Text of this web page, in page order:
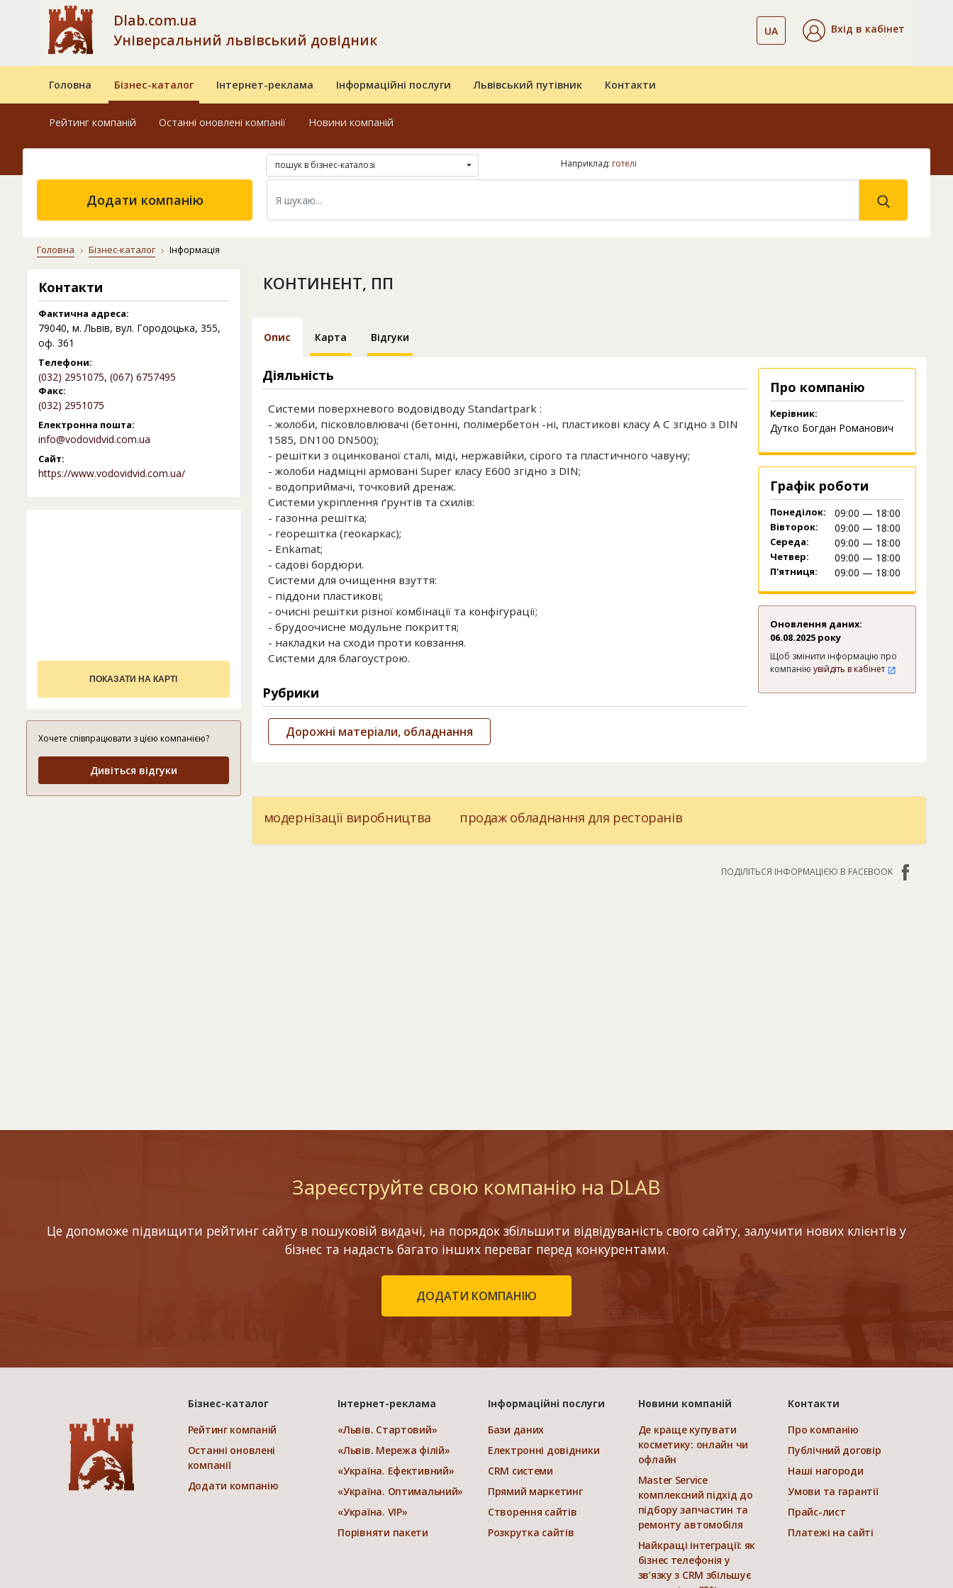
Dlab.com.ua
Універсальний львівський довідник
UA Вхід в кабінет
Головна Бізнес-каталог Інтернет-реклама Інформаційні послуги Львівський путівник Контакти
Рейтинг компаній Останні оновлені компанії Новини компаній
пошук в бізнес-каталозі Наприклад: готелі
Додати компанію
Головна Бізнес-каталог Інформація
Контакти
Фактична адреса:
79040, м. Львів, вул. Городоцька, 355,
оф. 361
Телефони:
(032) 2951075, (067) 6757495
Факс:
(032) 2951075
Електронна пошта:
info@vodovidvid.com.ua
Сайт:
https://www.vodovidvid.com.ua/
ПОКАЗАТИ НА КАРТІ
Хочете співпрацювати з цією компанією?
Дивіться відгуки
КОНТИНЕНТ, ПП
Опис Карта Відгуки
Діяльність
Системи поверхневого водовідводу Standartpark :
- жолоби, пісковловлювачі (бетонні, полімербетон -ні, пластикові класу А C згідно з DIN
1585, DN100 DN500);
- решітки з оцинкованої сталі, міді, нержавійки, сірого та пластичного чавуну;
- жолоби надміцні армовані Super класу Е600 згідно з DIN;
- водоприймачі, точковий дренаж.
Системи укріплення ґрунтів та схилів:
- газонна решітка;
- георешітка (геокаркас);
- Enkamat;
- садові бордюри.
Системи для очищення взуття:
- піддони пластикові;
- очисні решітки різної комбінації та конфігурації;
- брудоочисне модульне покриття;
- накладки на сходи проти ковзання.
Системи для благоустрою.
Рубрики
Дорожні матеріали, обладнання
Про компанію
Керівник:
Дутко Богдан Романович
Графік роботи
Понеділок: 09:00 — 18:00
Вівторок: 09:00 — 18:00
Середа: 09:00 — 18:00
Четвер: 09:00 — 18:00
П'ятниця: 09:00 — 18:00
Оновлення даних:
06.08.2025 року
Щоб змінити інформацію про
компанію увійдіть в кабінет
модернізації виробництва продаж обладнання для ресторанів
ПОДІЛІТЬСЯ ІНФОРМАЦІЄЮ В FACEBOOK
Зареєструйте свою компанію на DLAB
Це допоможе підвищити рейтинг сайту в пошуковій видачі, на порядок збільшити відвідуваність свого сайту, залучити нових клієнтів у
бізнес та надасть багато інших переваг перед конкурентами.
ДОДАТИ КОМПАНІЮ
Бізнес-каталог
Рейтинг компаній
Останні оновлені
компанії
Додати компанію
Інтернет-реклама
«Львів. Стартовий»
«Львів. Мережа філій»
«Україна. Ефективний»
«Україна. Оптимальний»
«Україна. VIP»
Порівняти пакети
Інформаційні послуги
Бази даних
Електронні довідники
CRM системи
Прямий маркетинг
Створення сайтів
Розкрутка сайтів
Новини компаній
Де краще купувати
косметику: онлайн чи
офлайн
Master Service
комплексний підхід до
підбору запчастин та
ремонту автомобіля
Найкращі інтеграції: як
бізнес телефонія у
зв’язку з CRM збільшує
Контакти
Про компанію
Публічний договір
Наші нагороди
Умови та гарантії
Прайс-лист
Платежі на сайті